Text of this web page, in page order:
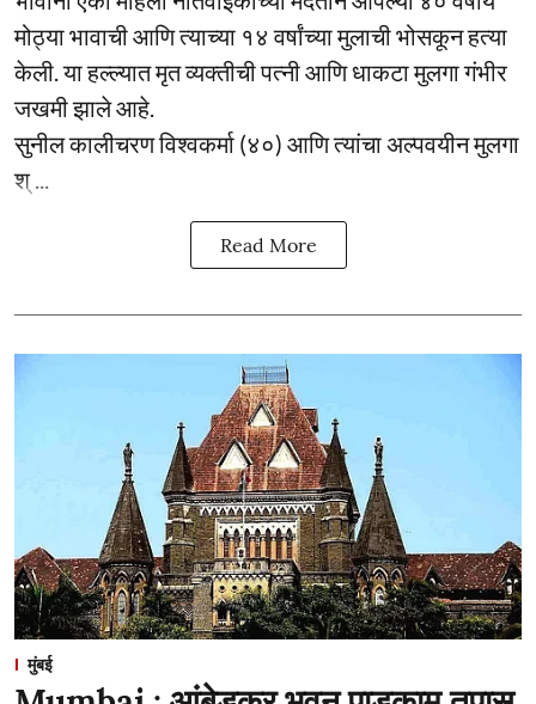
मोठ्या भावाची आणि त्याच्या १४ वर्षांच्या मुलाची भोसकून हत्या
केली. या हल्ल्यात मृत व्यक्तीची पत्नी आणि धाकटा मुलगा गंभीर
जखमी झाले आहे.
सुनील कालीचरण विश्वकर्मा (४०) आणि त्यांचा अल्पवयीन मुलगा
श् ...
Read More
मुंबई